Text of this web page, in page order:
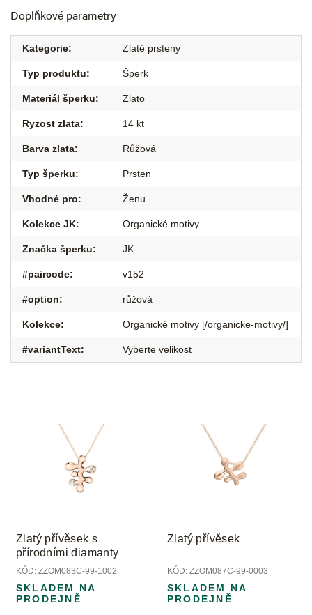
Doplňkové parametry
Kategorie: Zlaté prsteny
Typ produktu: Šperk
Materiál šperku: Zlato
Ryzost zlata: 14 kt
Barva zlata: Růžová
Typ šperku: Prsten
Vhodné pro: Ženu
Kolekce JK: Organické motivy
Značka šperku: JK
#paircode: v152
#option: růžová
Kolekce: Organické motivy [/organicke-motivy/]
#variantText: Vyberte velikost
Zlatý přívěsek s
přírodními diamanty
KÓD: ZZOM083C-99-1002
SKLADEM NA
PRODEJNĚ
Zlatý přívěsek
KÓD: ZZOM087C-99-0003
SKLADEM NA
PRODEJNĚ